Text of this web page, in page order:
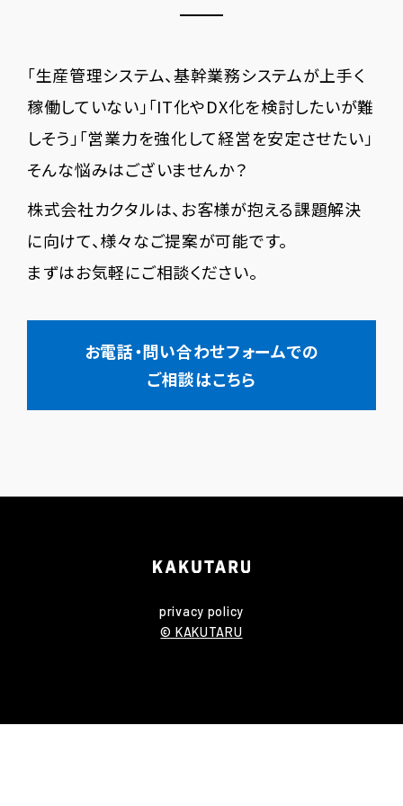
「生産管理システム、基幹業務システムが上手く
稼働していない」「IT化やDX化を検討したいが難
しそう」「営業力を強化して経営を安定させたい」
そんな悩みはございませんか？
株式会社カクタルは、お客様が抱える課題解決
に向けて、様々なご提案が可能です。
まずはお気軽にご相談ください。
お電話・問い合わせフォームでの
ご相談はこちら
privacy policy
© KAKUTARU